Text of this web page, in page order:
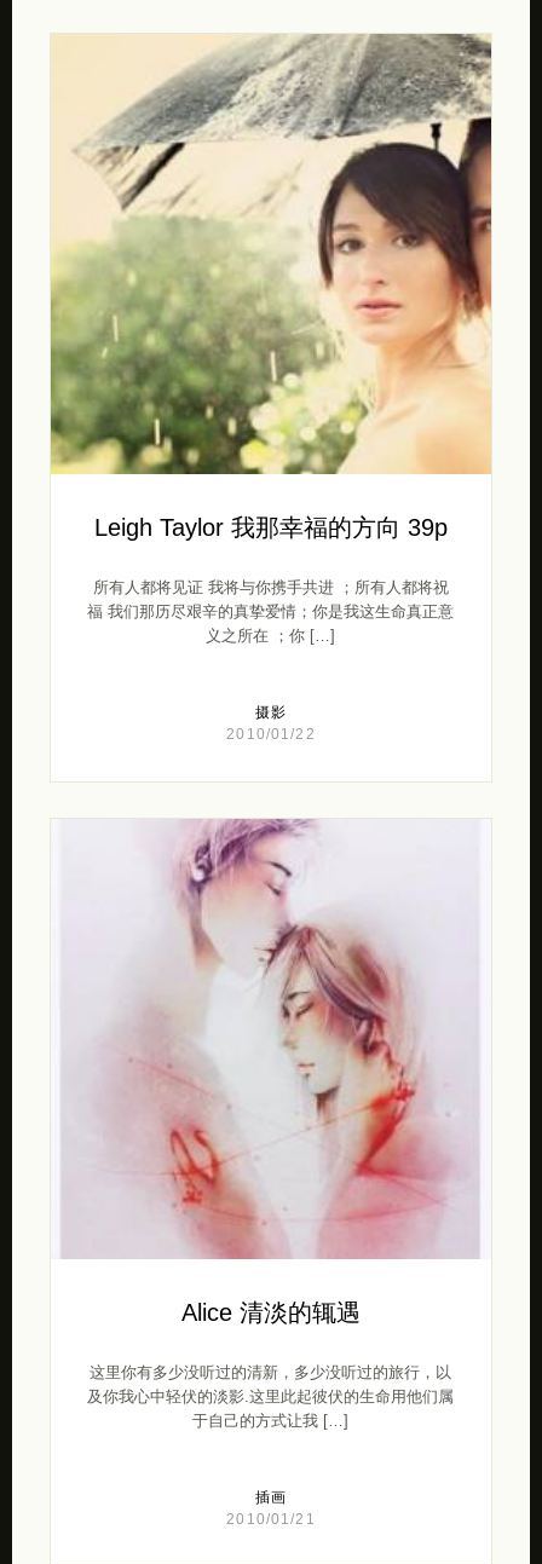
Leigh Taylor 我那幸福的方向 39p
所有人都将见证 我将与你携手共进 ；所有人都将祝
福 我们那历尽艰辛的真挚爱情；你是我这生命真正意
义之所在 ；你 […]
摄影
2010/01/22
Alice 清淡的辄遇
这里你有多少没听过的清新，多少没听过的旅行，以
及你我心中轻伏的淡影.这里此起彼伏的生命用他们属
于自己的方式让我 […]
插画
2010/01/21